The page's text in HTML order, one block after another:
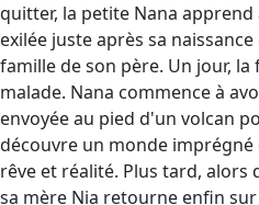
quitter, la petite Nana apprend
exilée juste après sa
famille de son père. Un jour,
malade. Nana commence à
envoyée au pied d'un volcan
découvre un monde
rêve et réalité. Plus tard, alors
sa mère Nia retourne enfin